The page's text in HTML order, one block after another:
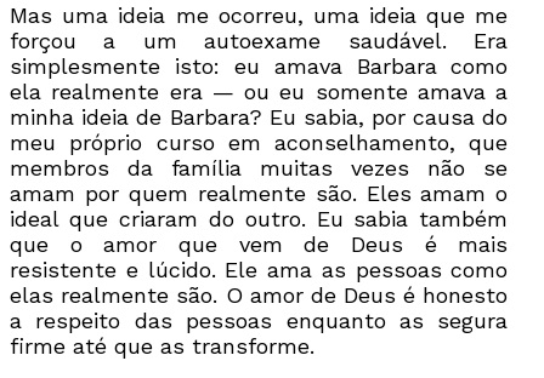
Mas uma ideia me ocorreu, uma ideia que me
forçou a um autoexame saudável. Era
simplesmente isto: eu amava Barbara como
ela realmente era — ou eu somente amava a
minha ideia de Barbara? Eu sabia, por causa do
meu próprio curso em aconselhamento, que
membros da família muitas vezes não se
amam por quem realmente são. Eles amam o
ideal que criaram do outro. Eu sabia também
que o amor que vem de Deus é mais
resistente e lúcido. Ele ama as pessoas como
elas realmente são. O amor de Deus é honesto
a respeito das pessoas enquanto as segura
firme até que as transforme.